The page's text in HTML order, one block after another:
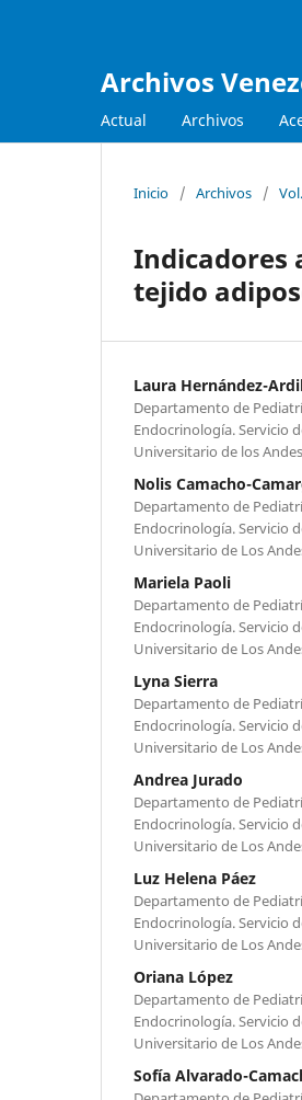
Archivos
Actual Archivos
Inicio / Archivos /
Indicadores
tejido
Laura Hernández-
Departamento de
Endocrinología. Servicio
Universitario de los
Nolis Camacho-
Departamento de
Endocrinología. Servicio
Universitario de Los
Mariela Paoli
Departamento de
Endocrinología. Servicio
Universitario de Los
Lyna Sierra
Departamento de
Endocrinología. Servicio
Universitario de Los
Andrea Jurado
Departamento de
Endocrinología. Servicio
Universitario de Los
Luz Helena Páez
Departamento de
Endocrinología. Servicio
Universitario de Los
Oriana López
Departamento de
Endocrinología. Servicio
Universitario de Los
Sofía Alvarado-